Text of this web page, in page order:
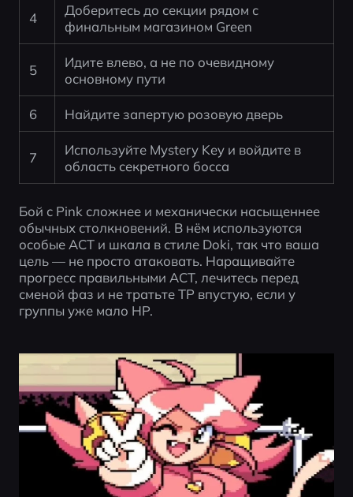
4
Доберитесь до секции рядом с
финальным магазином Green
5
Идите влево, а не по очевидному
основному пути
6 Найдите запертую розовую дверь
7
Используйте Mystery Key и войдите в
область секретного босса
Бой с Pink сложнее и механически насыщеннее
обычных столкновений. В нём используются
особые ACT и шкала в стиле Doki, так что ваша
цель — не просто атаковать. Наращивайте
прогресс правильными ACT, лечитесь перед
сменой фаз и не тратьте TP впустую, если у
группы уже мало HP.